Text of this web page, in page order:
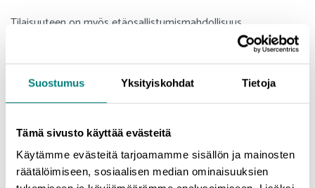
Suostumus Yksityiskohdat Tietoja
Tämä sivusto käyttää evästeitä
Käytämme evästeitä tarjoamamme sisällön ja mainosten
räätälöimiseen, sosiaalisen median ominaisuuksien
Tilaisuuteen on myös etäosallistumismahdollisuus.
Ilmoittaudutästä
: https://www.lyyti.in/KAMU_Taloudenhallinta
Tilaisuuden järjestää KAMU-Kriisistä kasvun mahdollisuuksiin ja
uudistumiseen -hanke, jota toteuttavat Prizztech Oy ja
Tampereen yliopisto. Hanketta rahoittavat Satakuntaliitto
EAKR-rahoituksella ja alueen kunnat.